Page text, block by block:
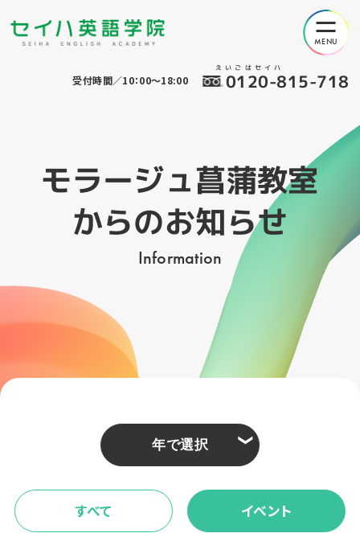
えいごはセイハ
0120-815-718
受付時間／10：00～18:00
モラージュ菖蒲教室
からのお知らせ
Information
❮
すべて イベント